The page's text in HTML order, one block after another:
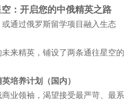
：开启您的中俄精英之路
或通过俄罗斯留学项目融入生态
来精英，铺设了两条通往星空的
培养计划（国内）
业领袖，渴望接受最严苛、最系